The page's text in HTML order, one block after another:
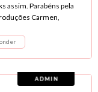
assim. Parabéns pela
Carmen,